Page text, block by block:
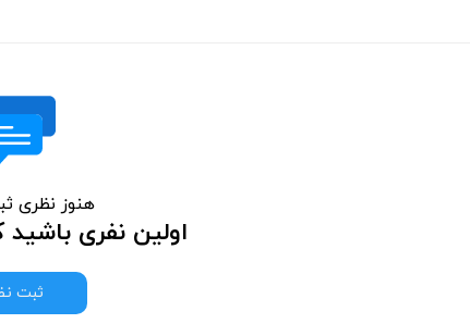
هنوز نظری
اولین نفری
ثبت